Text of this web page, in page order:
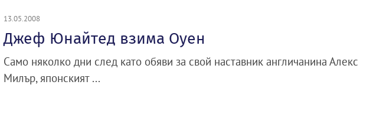
13.05.2008
Джеф Юнайтед взима Оуен
Само няколко дни след като обяви за свой наставник англичанина Алекс
Милър, японският ...